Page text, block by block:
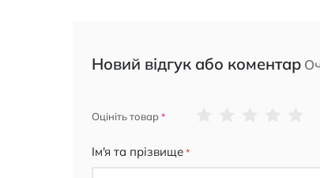
Новий відгук або коментар
Оцініть товар
Ім'я та прізвище